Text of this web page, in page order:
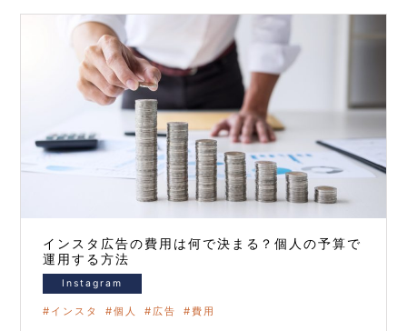
インスタ広告の費用は何で決まる？個人の予算で
運用する方法
Instagram
インスタ 個人 広告 費用